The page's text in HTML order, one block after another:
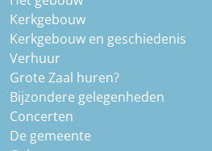
Kerkgebouw
Kerkgebouw en geschiedenis
Verhuur
Grote Zaal huren?
Bijzondere gelegenheden
Concerten
De gemeente